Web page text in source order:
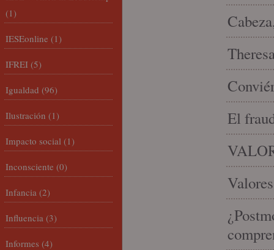
El
(1)
IESEonline (1)
IFREI (5)
Igualdad (96)
Ilustración (1)
Impacto social (1)
Inconsciente (0)
Infancia (2)
Influencia (3)
Informes (4)